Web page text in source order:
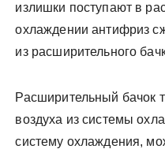
излишки поступают в
охлаждении антифриз
из расширительного
Расширительный бачок
воздуха из системы
систему охлаждения,